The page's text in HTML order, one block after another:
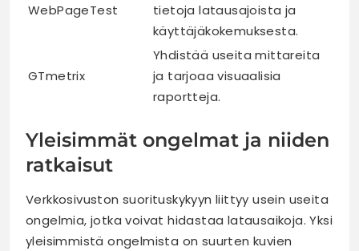
WebPageTest
tietoja latausajoista ja
käyttäjäkokemuksesta.
GTmetrix
Yhdistää useita mittareita
ja tarjoaa visuaalisia
raportteja.
Yleisimmät ongelmat ja niiden
ratkaisut
Verkkosivuston suorituskykyyn liittyy usein useita
ongelmia, jotka voivat hidastaa latausaikoja. Yksi
yleisimmistä ongelmista on suurten kuvien